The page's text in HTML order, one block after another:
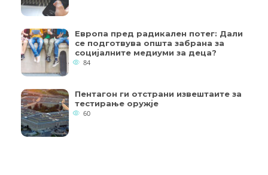
Европа пред радикален потег: Дали
се подготвува општа забрана за
социјалните медиуми за деца?
84
Пентагон ги отстрани извештаите за
тестирање оружје
60